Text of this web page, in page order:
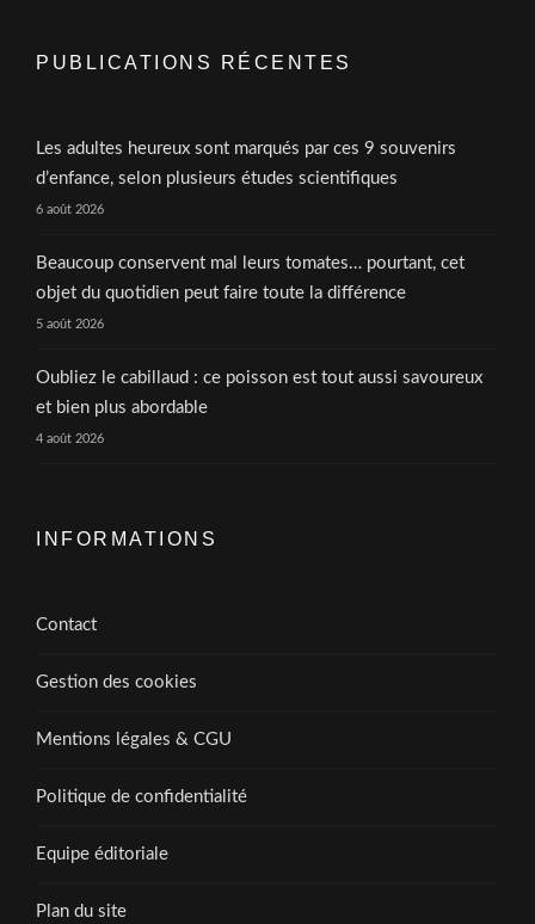
PUBLICATIONS RÉCENTES
Les adultes heureux sont marqués par ces 9 souvenirs
d’enfance, selon plusieurs études scientifiques
6 août 2026
Beaucoup conservent mal leurs tomates… pourtant, cet
objet du quotidien peut faire toute la différence
5 août 2026
Oubliez le cabillaud : ce poisson est tout aussi savoureux
et bien plus abordable
4 août 2026
INFORMATIONS
Contact
Gestion des cookies
Mentions légales & CGU
Politique de confidentialité
Equipe éditoriale
Plan du site